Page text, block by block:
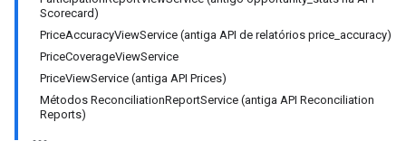
Scorecard)
PriceAccuracyViewService (antiga API de relatórios price_accuracy)
PriceCoverageViewService
PriceViewService (antiga API Prices)
Métodos ReconciliationReportService (antiga API Reconciliation
Reports)